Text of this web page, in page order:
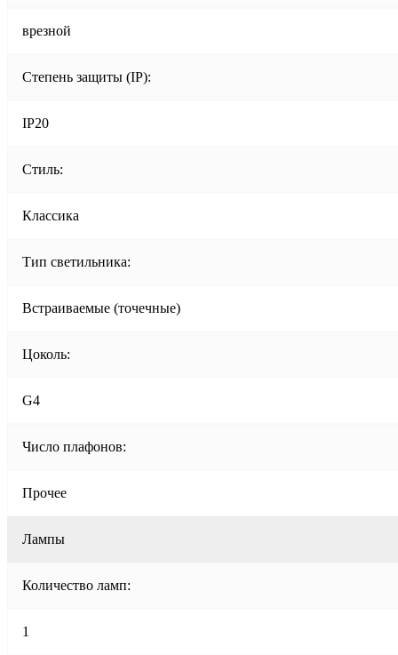
врезной
Степень защиты (IP):
IP20
Стиль:
Классика
Тип светильника:
Встраиваемые (точечные)
Цоколь:
G4
Число плафонов:
Прочее
Лампы
Количество ламп:
1